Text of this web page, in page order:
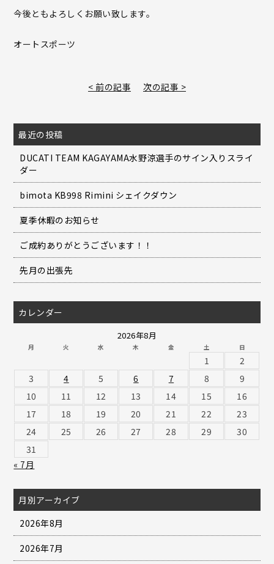
今後ともよろしくお願い致します。
オートスポーツ
< 前の記事 次の記事 >
最近の投稿
DUCATI TEAM KAGAYAMA水野涼選手のサイン入りスライ
ダー
bimota KB998 Rimini シェイクダウン
夏季休暇のお知らせ
ご成約ありがとうございます！！
先月の出張先
カレンダー
2026年8月
月 火 水 木 金 土 日
1
2
3
4 5 6 7 8
9
10
11 12 13 14 15
16
17
18 19 20 21 22
23
24
25 26 27 28 29
30
31
« 7月
月別アーカイブ
2026年8月
2026年7月